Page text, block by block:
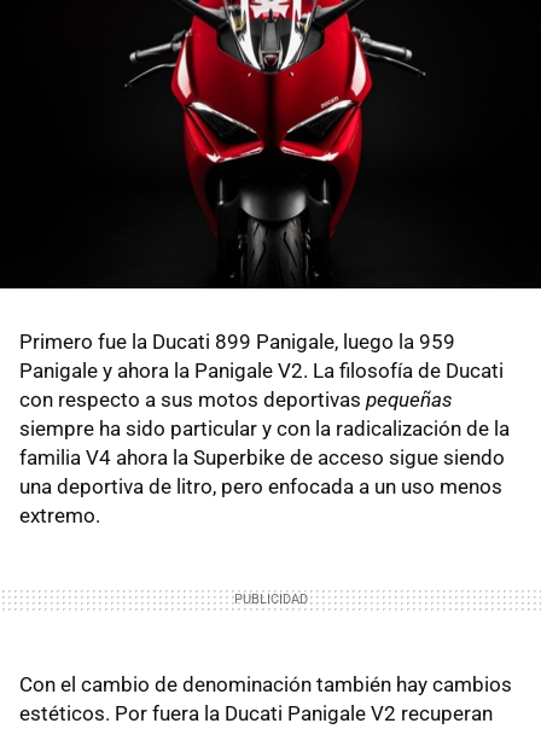
Primero fue la Ducati 899 Panigale, luego la 959
Panigale y ahora la Panigale V2. La filosofía de Ducati
con respecto a sus motos deportivas pequeñas
siempre ha sido particular y con la radicalización de la
familia V4 ahora la Superbike de acceso sigue siendo
una deportiva de litro, pero enfocada a un uso menos
extremo.
Con el cambio de denominación también hay cambios
estéticos. Por fuera la Ducati Panigale V2 recuperan